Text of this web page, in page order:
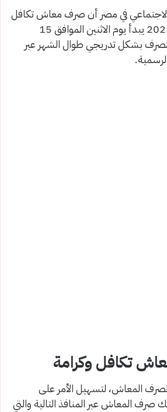
الاجتماعي في مصر أن صرف معاش تكافل
وكرامة لشهر ديسمبر 2025 يبدأ يوم الاثنين الموافق 15
ويتم الصرف بشكل تدريجي طوال الشهر عبر
تكافل وكرامة
لصرف المعاش، لتسهيل الأمر على
المعاش عبر المنافذ التالية والتي